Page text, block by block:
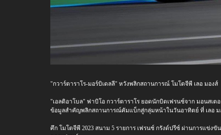
"กวาร์ตาราโร-มอร์บิเดลลี" หวังพลิกสถานการณ์ โมโตจีพี เลอ มองส์
"เอลดิอาโบล" ฟาบิโอ กวาร์ตาราโร ยอดนักบิดเฟรนช์จาก มอนสเ
ข้อมูลสำคัญพลิกสถานการณ์คัมแบ็กสู่กลุ่มหน้าในวันอาทิตย์ ที่ เลอ มอ
ศึก โมโตจีพี 2023 สนาม 5 รายการ เฟรนช์ กรังด์ปรีซ์ ผ่านการแข่ง